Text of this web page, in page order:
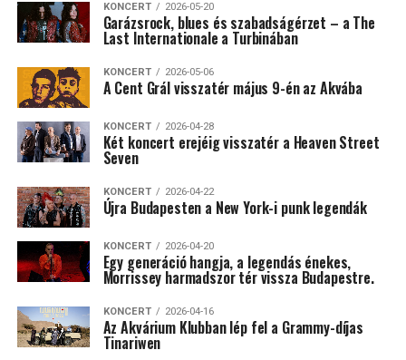
KONCERT 2026-05-20
Garázsrock, blues és szabadságérzet – a The
Last Internationale a Turbinában
KONCERT 2026-05-06
A Cent Grál visszatér május 9-én az Akvába
KONCERT 2026-04-28
Két koncert erejéig visszatér a Heaven Street
Seven
KONCERT 2026-04-22
Újra Budapesten a New York-i punk legendák
KONCERT 2026-04-20
Egy generáció hangja, a legendás énekes,
Morrissey harmadszor tér vissza Budapestre.
KONCERT 2026-04-16
Az Akvárium Klubban lép fel a Grammy-díjas
Tinariwen